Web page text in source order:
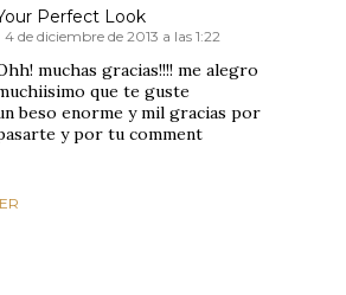
Perfect Look
4 de diciembre de 2013 a las 1:22
muchas gracias!!!! me alegro
que te guste
beso enorme y mil gracias por
y por tu comment